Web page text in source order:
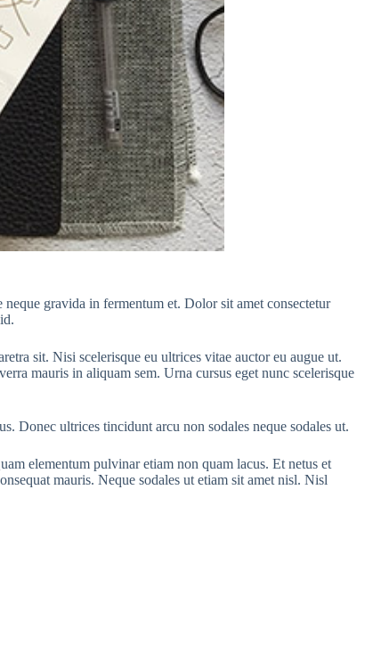
gravida in fermentum et. Dolor sit amet consectetur
sit. Nisi scelerisque eu ultrices vitae auctor eu augue ut.
mauris in aliquam sem. Urna cursus eget nunc scelerisque
Donec ultrices tincidunt arcu non sodales neque sodales ut.
elementum pulvinar etiam non quam lacus. Et netus et
mauris. Neque sodales ut etiam sit amet nisl. Nisl